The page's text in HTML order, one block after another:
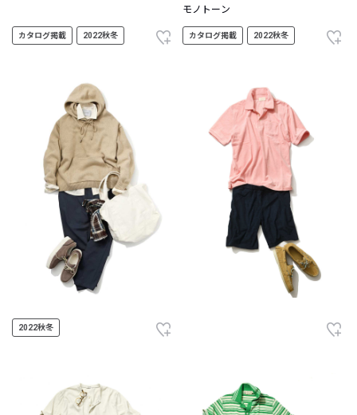
カタログ掲載 2022秋冬
モノトーン
カタログ掲載 2022秋冬
2022秋冬